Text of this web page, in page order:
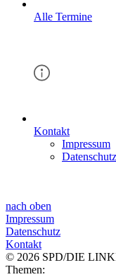
Alle Termine
Kontakt
Impressum
Datenschutz
nach oben
Impressum
Datenschutz
Kontakt
© 2026 SPD/DIE
Themen: